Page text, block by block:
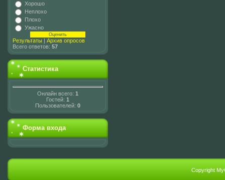
Хорошо
Неплохо
Плохо
Ужасно
Результаты | Архив опросов
Всего ответов: 57
Статистика
Онлайн всего: 1
Гостей: 1
Пользователей: 0
Форма входа
Copyright